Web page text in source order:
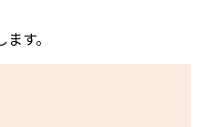
す。